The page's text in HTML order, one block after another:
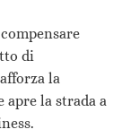
di
la
apre la strada a